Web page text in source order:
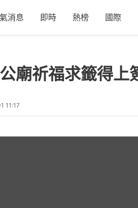
消息 即時 熱榜 國際
廟祈福求籤得上
11:17